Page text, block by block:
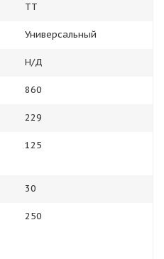
TT
Универсальный
Н/Д
860
229
125
30
250